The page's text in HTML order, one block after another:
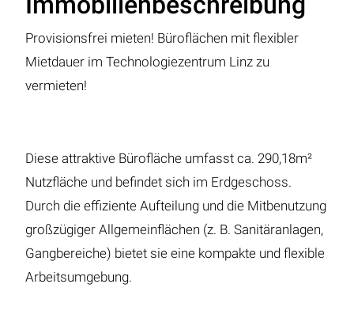
Provisionsfrei mieten! Büroflächen mit flexibler
Mietdauer im Technologiezentrum Linz zu
vermieten!
Diese attraktive Bürofläche umfasst ca. 290,18m²
Nutzfläche und befindet sich im Erdgeschoss.
Durch die effiziente Aufteilung und die Mitbenutzung
großzügiger Allgemeinflächen (z. B. Sanitäranlagen,
Gangbereiche) bietet sie eine kompakte und flexible
Arbeitsumgebung.